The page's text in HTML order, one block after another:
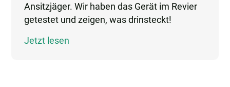
Ansitzjäger. Wir haben das Gerät im Revier
getestet und zeigen, was drinsteckt!
Jetzt lesen